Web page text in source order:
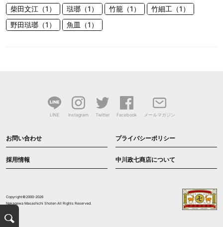
柴田文江（1）
琺瑯（1） 竹籠（1）
竹細工（1）
野田琺瑯（1）
魚皿（1）
LINE Instagram Twitter Facebook メールマガジン
お問い合わせ プライバシーポリシー
採用情報 中川政七商店について
Copyright©2000-2026
Nakagawa Masashichi Shoten All Rights Reserved.
検